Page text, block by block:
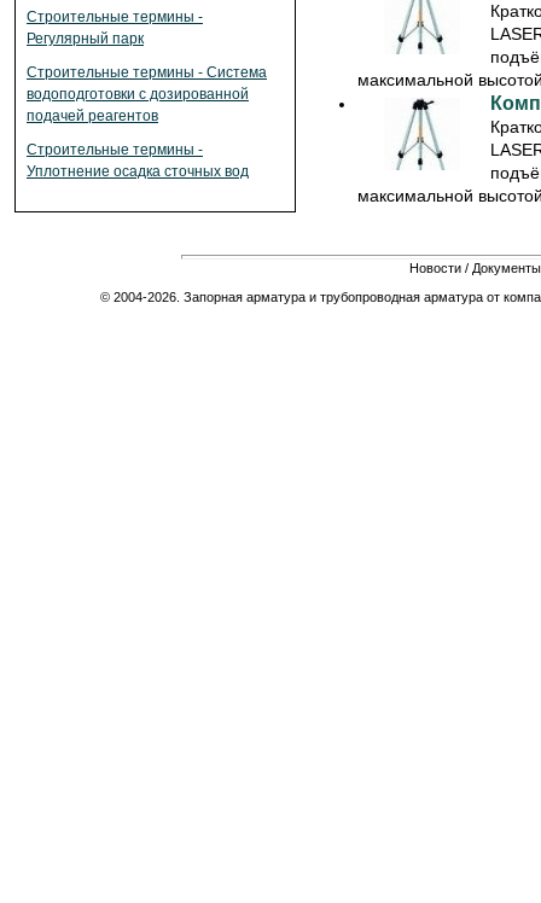
Строительные термины -
Регулярный парк
Строительные термины - Система
водоподготовки с дозированной
подачей реагентов
Строительные термины -
Уплотнение осадка сточных вод
максимальной
максимальной
Новости / Документы
© 2004-2026. Запорная арматура и трубопроводная арматура от